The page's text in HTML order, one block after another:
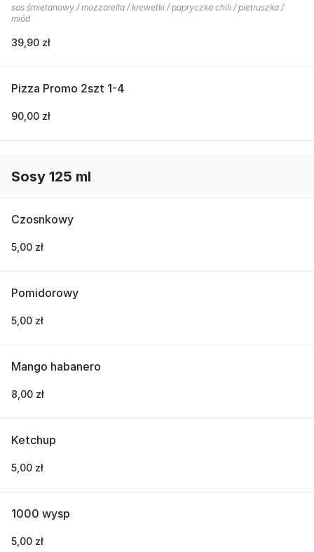
sos śmietanowy / mozzarella / krewetki / papryczka chili / pietruszka /
miód
39,90 zł
Pizza Promo 2szt 1-4
90,00 zł
Sosy 125 ml
Czosnkowy
5,00 zł
Pomidorowy
5,00 zł
Mango habanero
8,00 zł
Ketchup
5,00 zł
1000 wysp
5,00 zł